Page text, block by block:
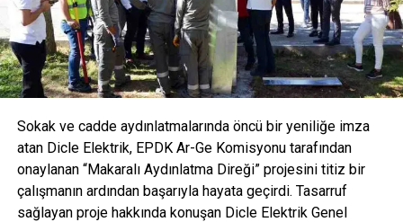
formüllerle tüketicilere sunuluyor. Bu yenilikçi yaklaşımla
AVOYA hem maden suyu hem de mineralli gazlı içecek
kategorisinde devrim yaratmayı hedefliyor.
Sokak ve cadde aydınlatmalarında öncü bir yeniliğe imza
atan Dicle Elektrik, EPDK Ar-Ge Komisyonu tarafından
onaylanan “Makaralı Aydınlatma Direği” projesini titiz bir
çalışmanın ardından başarıyla hayata geçirdi. Tasarruf
sağlayan proje hakkında konuşan Dicle Elektrik Genel